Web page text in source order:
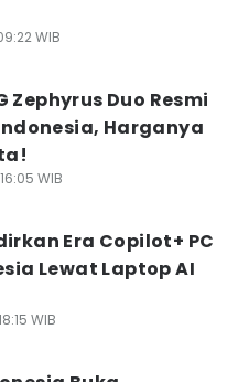
WIB
Zephyrus Duo Resmi
Harganya
WIB
Era Copilot+ PC
Lewat Laptop AI
WIB